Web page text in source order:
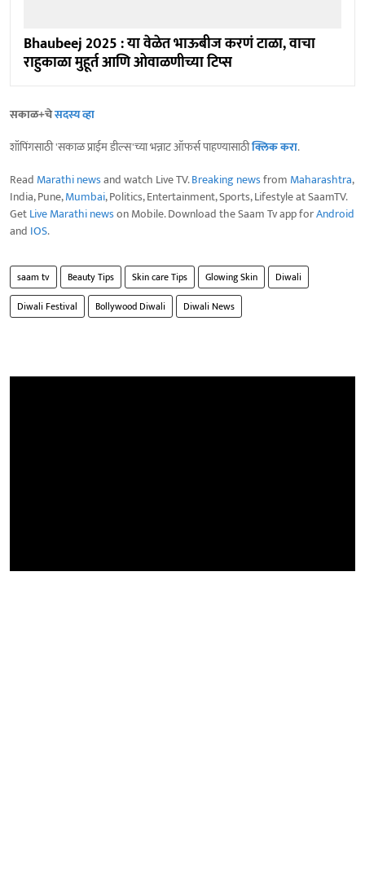
Bhaubeej 2025 : या वेळेत भाऊबीज करणं टाळा, वाचा
राहुकाळा मुहूर्त आणि ओवाळणीच्या टिप्स
सकाळ+चेसदस्य व्हा
शॉपिंगसाठी 'सकाळ प्राईम डील्स'च्या भन्नाट ऑफर्स पाहण्यासाठीक्लिक करा.
Read Marathi newsand watch Live TV.Breaking newsfrom Maharashtra,
India, Pune,Mumbai, Politics, Entertainment, Sports, Lifestyle at SaamTV.
GetLive Marathi newson Mobile. Download the Saam Tv app forAndroid
and IOS.
saam tv Beauty Tips Skin care Tips Glowing Skin
Diwali
Diwali Festival
Bollywood Diwali Diwali News